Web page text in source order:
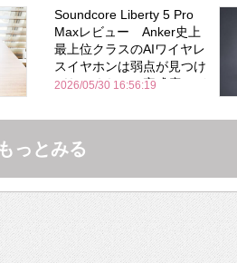
Soundcore Liberty 5 Pro
Maxレビュー Anker史上
最上位クラスのAIワイヤレ
スイヤホンは弱点が見つけ
づらいくらいの完成度にび
Bose並み
2026/05/30 16:56:19
もっとみる